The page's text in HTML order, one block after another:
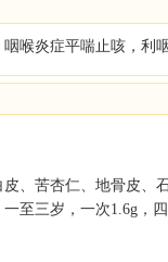
喉炎症平喘止咳，利
皮、苦杏仁、地骨皮、
至三岁，一次1.6g，